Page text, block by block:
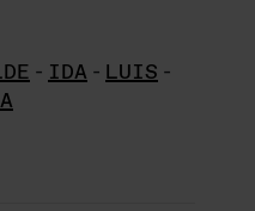
- IDA - LUIS -